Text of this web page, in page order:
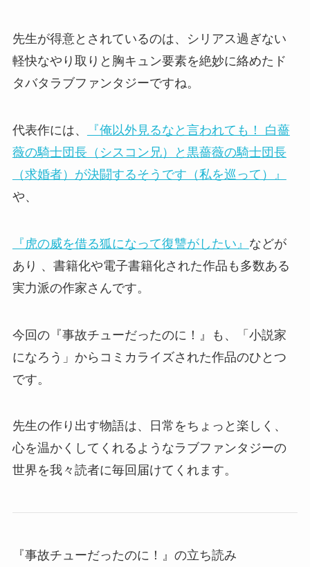
先生が得意とされているのは、シリアス過ぎない
軽快なやり取りと胸キュン要素を絶妙に絡めたド
タバタラブファンタジーですね。
代表作には、
『俺以外見るなと言われても！ 白薔
薇の騎士団長（シスコン兄）と黒薔薇の騎士団長
（求婚者）が決闘するそうです（私を巡って）』
や、
『虎の威を借る狐になって復讐がしたい』 などが
あり 、書籍化や電子書籍化された作品も多数ある
実力派の作家さんです。
今回の『事故チューだったのに！』も、「小説家
になろう」からコミカライズされた作品のひとつ
です。
先生の作り出す物語は、日常をちょっと楽しく、
心を温かくしてくれるようなラブファンタジーの
世界を我々読者に毎回届けてくれます。
『事故チューだったのに！』の立ち読み